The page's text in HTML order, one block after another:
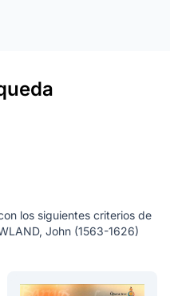
los siguientes criterios de
John (1563-1626)